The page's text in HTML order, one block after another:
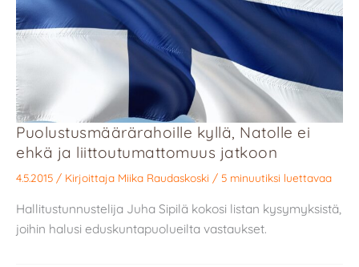
Puolustusmäärärahoille kyllä, Natolle ei
ehkä ja liittoutumattomuus jatkoon
4.5.2015 / Kirjoittaja Miika Raudaskoski / 5 minuutiksi luettavaa
Hallitustunnustelija Juha Sipilä kokosi listan kysymyksistä,
joihin halusi eduskuntapuolueilta vastaukset.